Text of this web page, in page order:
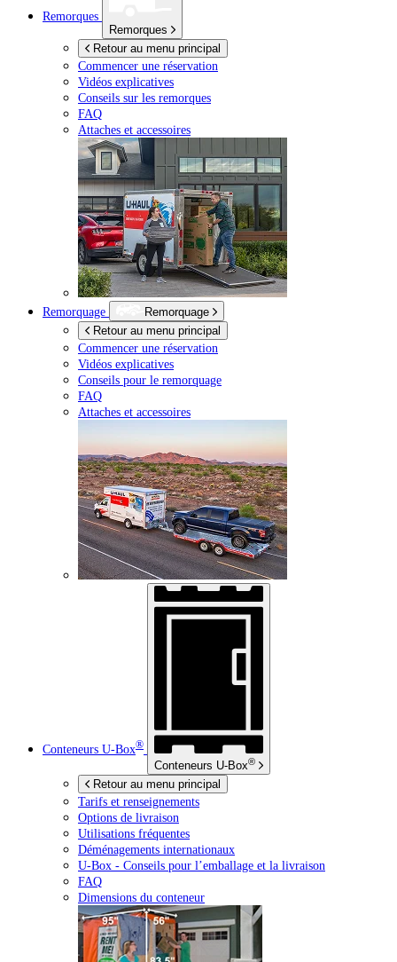
Remorques
Remorques
Retour au menu principal
Commencer une réservation
Vidéos explicatives
Conseils sur les remorques
FAQ
Attaches et accessoires
Remorquage
Remorquage
Retour au menu principal
Commencer une réservation
Vidéos explicatives
Conseils pour le remorquage
FAQ
Attaches et accessoires
Conteneurs U-Box®
Conteneurs U-Box®
Retour au menu principal
Tarifs et renseignements
Options de livraison
Utilisations fréquentes
Déménagements internationaux
U-Box - Conseils pour l’emballage et la livraison
FAQ
Dimensions du conteneur